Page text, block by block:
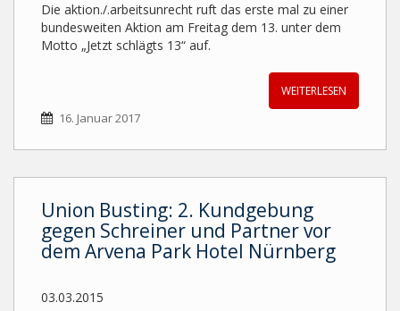
Die aktion./.arbeitsunrecht ruft das erste mal zu einer
bundesweiten Aktion am Freitag dem 13. unter dem
Motto „Jetzt schlägts 13“ auf.
WEITERLESEN
16. Januar 2017
Union Busting: 2. Kundgebung
gegen Schreiner und Partner vor
dem Arvena Park Hotel Nürnberg
03.03.2015